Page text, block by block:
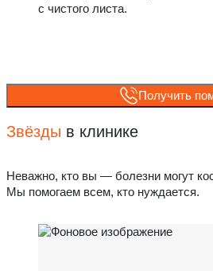
с чистого листа.
Получить
Звёзды в клинике
Неважно, кто вы — болезни могут
Мы помогаем всем, кто нуждается.